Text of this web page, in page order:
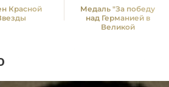
Красной
Медаль "За победу
над Германией в
Великой